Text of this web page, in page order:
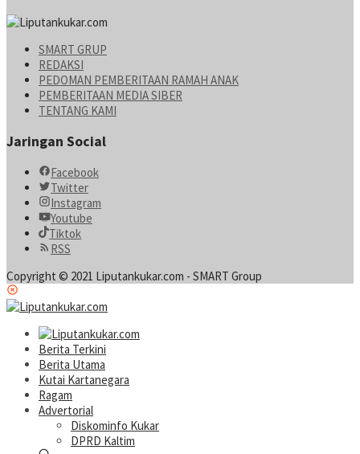
SMART GRUP
REDAKSI
PEDOMAN PEMBERITAAN RAMAH ANAK
PEMBERITAAN MEDIA SIBER
TENTANG KAMI
Jaringan Social
Facebook
Twitter
Instagram
Youtube
Tiktok
RSS
Copyright © 2021 Liputankukar.com - SMART Group
Berita Terkini
Berita Utama
Kutai Kartanegara
Ragam
Advertorial
Diskominfo Kukar
DPRD Kaltim